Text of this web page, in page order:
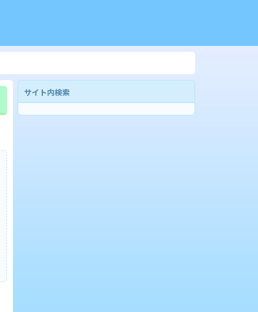
サイト内検索